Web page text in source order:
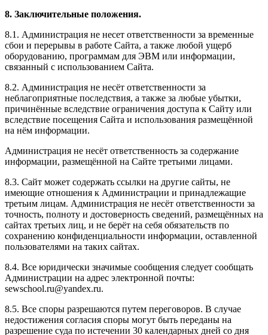
8. Заключительные положения.
8.1. Администрация не несет ответственности за временные
сбои и перерывы в работе Сайта, а также любой ущерб
оборудованию, программам для ЭВМ или информации,
связанный с использованием Сайта.
8.2. Администрация не несёт ответственности за
неблагоприятные последствия, а также за любые убытки,
причинённые вследствие ограничения доступа к Сайту или
вследствие посещения Сайта и использования размещённой
на нём информации.
Администрация не несёт ответственность за содержание
информации, размещённой на Сайте третьими лицами.
8.3. Сайт может содержать ссылки на другие сайты, не
имеющие отношения к Администрации и принадлежащие
третьим лицам. Администрация не несёт ответственности за
точность, полноту и достоверность сведений, размещённых на
сайтах третьих лиц, и не берёт на себя обязательств по
сохранению конфиденциальности информации, оставленной
пользователями на таких сайтах.
8.4. Все юридически значимые сообщения следует сообщать
Администрации на адрес электронной почты:
sewschool.ru@yandex.ru.
8.5. Все споры разрешаются путем переговоров. В случае
недостижения согласия споры могут быть переданы на
разрешение суда по истечении 30 календарных дней со дня